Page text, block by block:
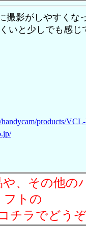
影がしやすくな
いと少しでも感
products/
、その他の
フトの
チラでどうぞ